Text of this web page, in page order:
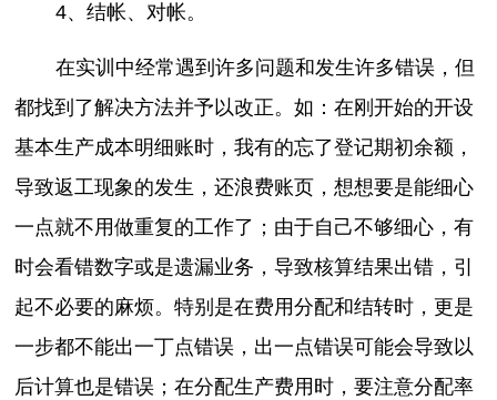
4、结帐、对帐。
在实训中经常遇到许多问题和发生许多错误，但
都找到了解决方法并予以改正。如：在刚开始的开设
基本生产成本明细账时，我有的忘了登记期初余额，
导致返工现象的发生，还浪费账页，想想要是能细心
一点就不用做重复的工作了；由于自己不够细心，有
时会看错数字或是遗漏业务，导致核算结果出错，引
起不必要的麻烦。特别是在费用分配和结转时，更是
一步都不能出一丁点错误，出一点错误可能会导致以
后计算也是错误；在分配生产费用时，要注意分配率